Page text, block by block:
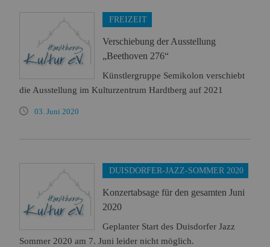
FREIZEIT
Verschiebung der Ausstellung
„Beethoven 276“
Künstlergruppe Semikolon verschiebt
die Ausstellung im Kulturzentrum Hardtberg auf 2021
03. Juni 2020
DUISDORFER-JAZZ-SOMMER 2020
Konzertabsage für den gesamten Juni
2020
Geplanter Start des Duisdorfer Jazz
Sommer 2020 am 7. Juni leider nicht möglich.